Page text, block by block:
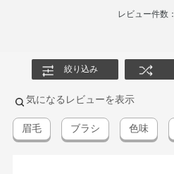
レビュー件数：
絞り込み
気になるレビューを表示
眉毛 ブラシ 色味